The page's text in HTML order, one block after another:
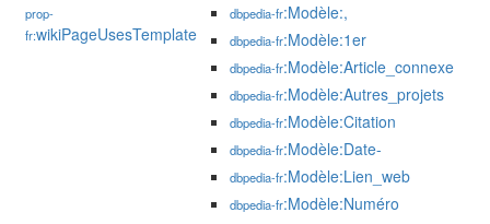
prop-
fr:wikiPageUsesTemplate
dbpedia-fr:Modèle:,
dbpedia-fr:Modèle:1er
dbpedia-fr:Modèle:Article_connexe
dbpedia-fr:Modèle:Autres_projets
dbpedia-fr:Modèle:Citation
dbpedia-fr:Modèle:Date-
dbpedia-fr:Modèle:Lien_web
dbpedia-fr:Modèle:Numéro